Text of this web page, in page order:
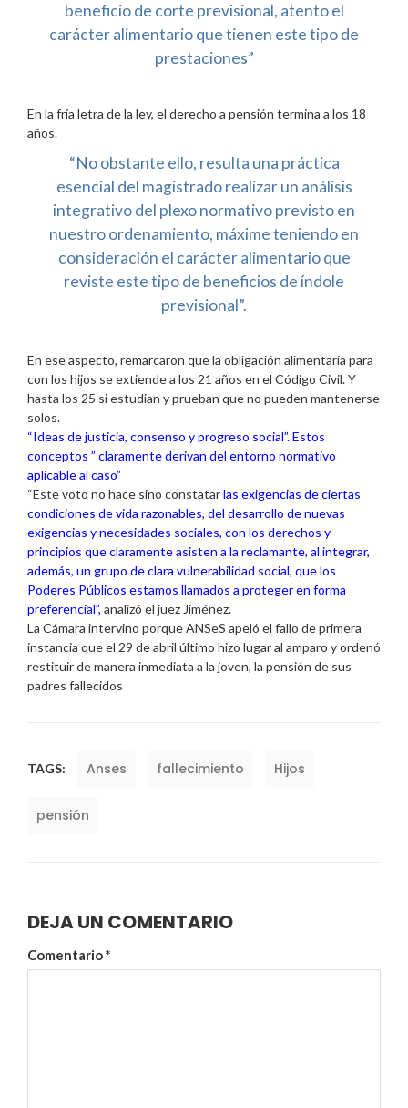
beneficio de corte previsional, atento el
carácter alimentario que tienen este tipo de
prestaciones”
En la fría letra de la ley, el derecho a pensión termina a los 18
años.
“No obstante ello, resulta una práctica
esencial del magistrado realizar un análisis
integrativo del plexo normativo previsto en
nuestro ordenamiento, máxime teniendo en
consideración el carácter alimentario que
reviste este tipo de beneficios de índole
previsional”.
En ese aspecto, remarcaron que la obligación alimentaria para
con los hijos se extiende a los 21 años en el Código Civil. Y
hasta los 25 si estudian y prueban que no pueden mantenerse
solos.
“Ideas de justicia, consenso y progreso social”. Estos
conceptos ” claramente derivan del entorno normativo
aplicable al caso”
“Este voto no hace sino constatarlas exigencias de ciertas
condiciones de vida razonables, del desarrollo de nuevas
exigencias y necesidades sociales, con los derechos y
principios que claramente asisten a la reclamante, al integrar,
además, un grupo de clara vulnerabilidad social, que los
Poderes Públicos estamos llamados a proteger en forma
preferencial”, analizó el juez Jiménez.
La Cámara intervino porque ANSeS apeló el fallo de primera
instancia que el 29 de abril último hizo lugar al amparo y ordenó
restituir de manera inmediata a la joven, la pensión de sus
padres fallecidos
TAGS: Anses fallecimiento Hijos
pensión
DEJA UN COMENTARIO
Comentario*